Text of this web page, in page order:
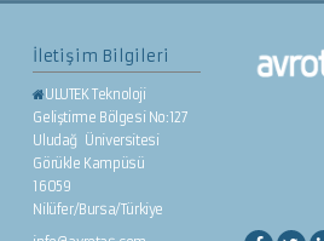
İletişim Bilgileri
ULUTEK Teknoloji
Geliştirme Bölgesi No:127
Uludağ Üniversitesi
Görükle Kampüsü
16059
Nilüfer/Bursa/Türkiye